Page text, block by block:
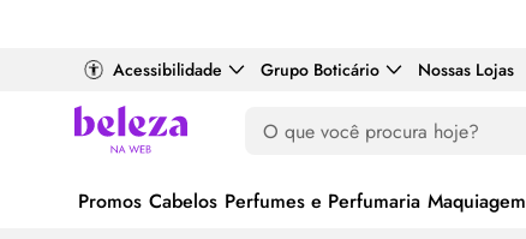
Acessibilidade Grupo Boticário Nossas Lojas
Promos Cabelos Perfumes e Perfumaria Maquiagem